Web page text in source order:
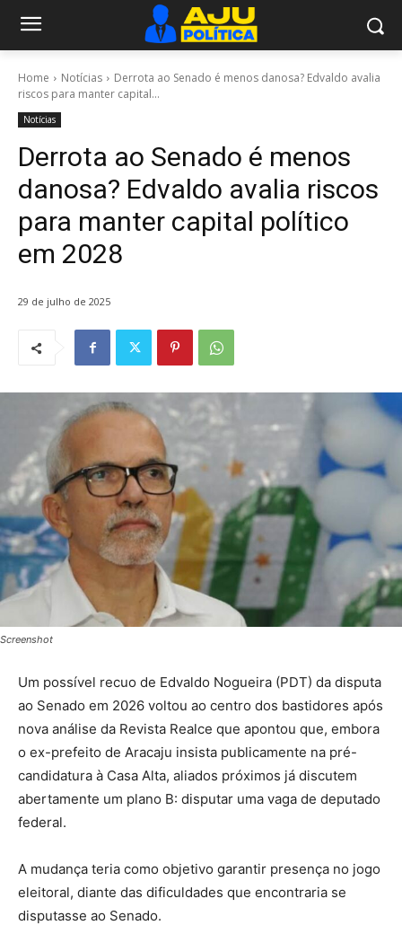
Home Notícias
Derrota ao Senado é menos danosa? Edvaldo avalia
riscos para manter capital...
Notícias
Derrota ao Senado é menos
danosa? Edvaldo avalia riscos
para manter capital político
em 2028
29 de julho de 2025
Screenshot
Um possível recuo de Edvaldo Nogueira (PDT) da disputa
ao Senado em 2026 voltou ao centro dos bastidores após
nova análise da Revista Realce que apontou que, embora
o ex-prefeito de Aracaju insista publicamente na pré-
candidatura à Casa Alta, aliados próximos já discutem
abertamente um plano B: disputar uma vaga de deputado
federal.
A mudança teria como objetivo garantir presença no jogo
eleitoral, diante das dificuldades que encontraria se
disputasse ao Senado.